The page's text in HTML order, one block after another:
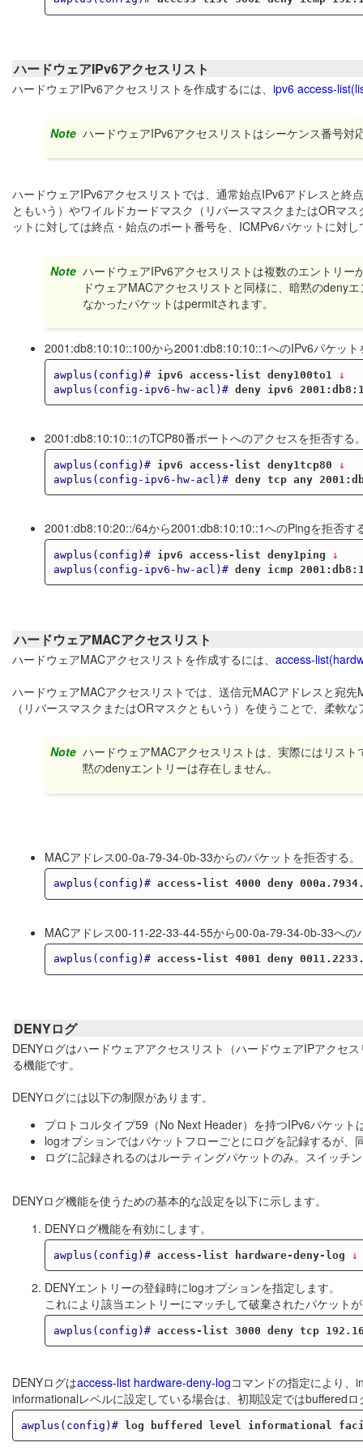
ハードウェアIPv6アクセスリスト
ハードウェアIPv6アクセスリストを作成するには、 ipv6 access-
Note ハードウェアIPv6アクセスリストはシーケンス番号対
ハードウェアIPv6アクセスリストでは、通常始点IPv6アドレスと
ともいう）やワイルドカードマスク（リバースマスクまたはORマ
ットに対しては終点・始点のポート番号を、ICMPv6パケットに対
Note ハードウェアIPv6アクセスリストは複数のエントリ
ドウェアMACアクセスリストと同様に、暗黙のdeny
なかったパケットはpermitされます。
2001:db8:10:10::100から2001:db8:10:10::1へのIPv6パケット
awplus(config)# ipv6 access-list deny100to1
↓
awplus(config-ipv6-hw-acl)# deny ipv6
2001:db8:10:10::1のTCP80番ポートへのアクセスを拒否する
awplus(config)# ipv6 access-list deny1tcp80 ↓
awplus(config-ipv6-hw-acl)# deny tcp any
2001:db8:10:20::/64から2001:db8:10:10::1へのPingを拒否す
awplus(config)# ipv6 access-list deny1ping ↓
awplus(config-ipv6-hw-acl)# deny icmp
ハードウェアMACアクセスリスト
ハードウェアMACアクセスリストを作成するには、 access-
ハードウェアMACアクセスリストでは、送信元MACアドレスと宛
（リバースマスクまたはORマスクともいう）を使うことで、柔軟
Note ハードウェアMACアクセスリストは、実際にはリス
黙のdenyエントリーは存在しません。
MACアドレス00-0a-79-34-0b-33からのパケットを拒否する。
awplus(config)# access-list 4000 deny
MACアドレス00-11-22-33-44-55から00-0a-79-34-0b-33への
awplus(config)# access-list 4001 deny
DENYログ
DENYログはハードウェアアクセスリスト（ハードウェアIPアクセ
る機能です。
DENYログには以下の制限があります。
プロトコルタイプ59（No Next Header）を持つIPv6パケッ
logオプションではパケットフローごとにログを記録するが
ログに記録されるのはルーティングパケットのみ。スイッチ
DENYログ機能を使うための基本的な設定を以下に示します。
DENYログ機能を有効にします。
awplus(config)# access-list hardware-deny-log ↓
DENYエントリーの登録時にlogオプションを指定します。
これにより該当エントリーにマッチして破棄されたパケット
awplus(config)# access-list 3000 deny tcp
DENYログはaccess-list hardware-deny-logコマンドの指定により
informationalレベルに設定している場合は、初期設定ではbuffered
awplus(config)# log buffered level informational